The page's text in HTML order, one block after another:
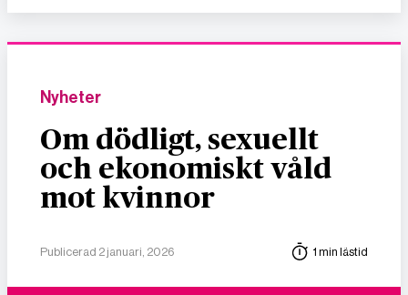
Nyheter
Om dödligt, sexuellt
och ekonomiskt våld
mot kvinnor
Publicerad 2 januari, 2026 1 min lästid